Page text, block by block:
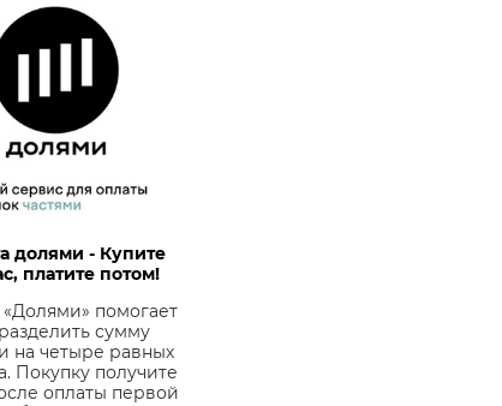
долями - Купите
платите потом!
помогает
сумму
на четыре равных
Покупку получите
оплаты первой